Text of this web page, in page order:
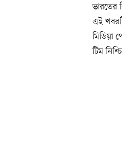
ভারতের
এই
মিডিয়া
টিম